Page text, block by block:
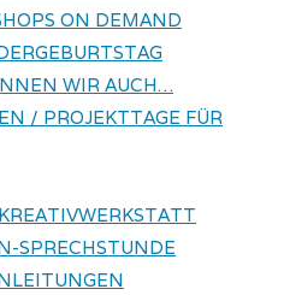
ON DEMAND
WIR AUCH…
/ PROJEKTTAGE FÜR
SPRECHSTUNDE